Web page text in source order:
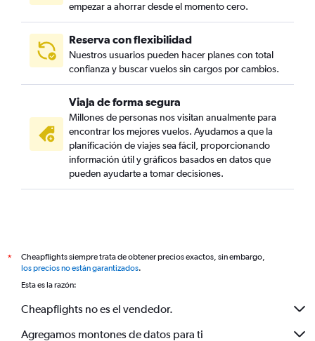
empezar a ahorrar desde el momento cero.
Reserva con flexibilidad
Nuestros usuarios pueden hacer planes con total
confianza y buscar vuelos sin cargos por cambios.
Viaja de forma segura
Millones de personas nos visitan anualmente para
encontrar los mejores vuelos. Ayudamos a que la
planificación de viajes sea fácil, proporcionando
información útil y gráficos basados en datos que
pueden ayudarte a tomar decisiones.
*
Cheapflights siempre trata de obtener precios exactos, sin embargo,
los precios no están garantizados.
Esta es la razón:
Cheapflights no es el vendedor.
Agregamos montones de datos para ti